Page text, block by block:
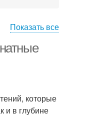
Показать все
которые
и в глубине